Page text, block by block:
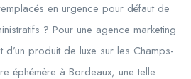
en urgence pour défaut de
? Pour une agence marketing
produit de luxe sur les Champs-
éphémère à Bordeaux, une telle